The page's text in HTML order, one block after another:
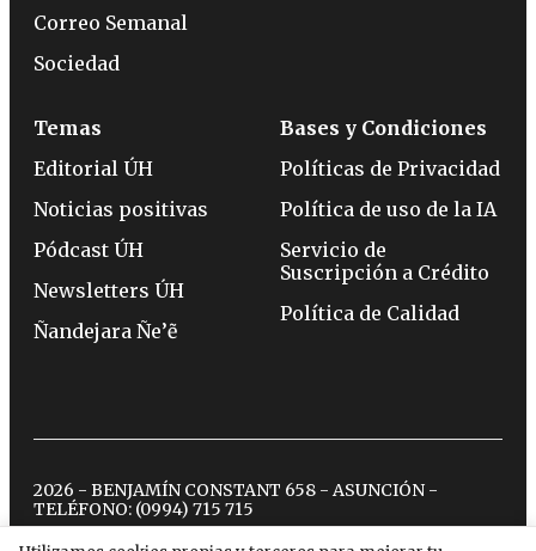
Correo Semanal
Sociedad
Temas
Editorial ÚH
Noticias positivas
Pódcast ÚH
Newsletters ÚH
Ñandejara Ñe’ẽ
Bases y Condiciones
Políticas de Privacidad
Política de uso de la IA
Servicio de
Suscripción a Crédito
Política de Calidad
2026 - BENJAMÍN CONSTANT 658 - ASUNCIÓN -
TELÉFONO: (0994) 715 715